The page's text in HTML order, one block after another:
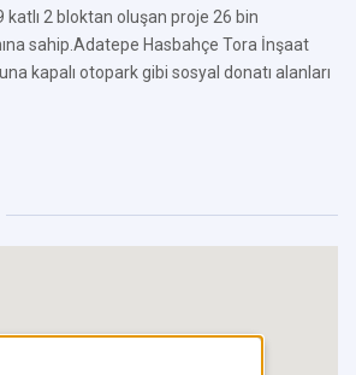
katlı 2 bloktan oluşan proje 26 bin
sahip.Adatepe Hasbahçe Tora İnşaat
kapalı otopark gibi sosyal donatı alanları